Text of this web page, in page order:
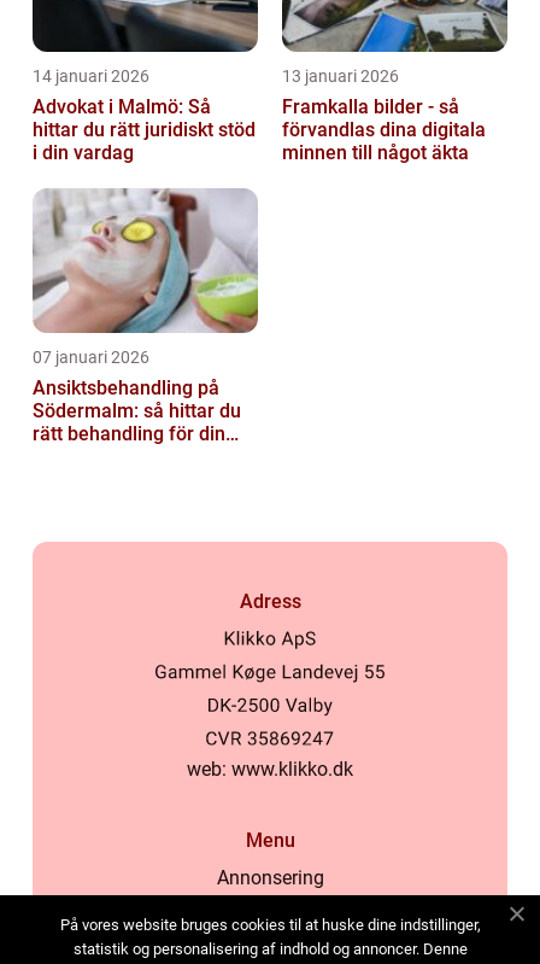
14 januari 2026
Advokat i Malmö: Så
hittar du rätt juridiskt stöd
i din vardag
13 januari 2026
Framkalla bilder - så
förvandlas dina digitala
minnen till något äkta
07 januari 2026
Ansiktsbehandling på
Södermalm: så hittar du
rätt behandling för din
Adress
web: www.klikko.dk
Menu
Annonsering
Cookies
På vores website bruges cookies til at huske dine indstillinger,
statistik og personalisering af indhold og annoncer. Denne